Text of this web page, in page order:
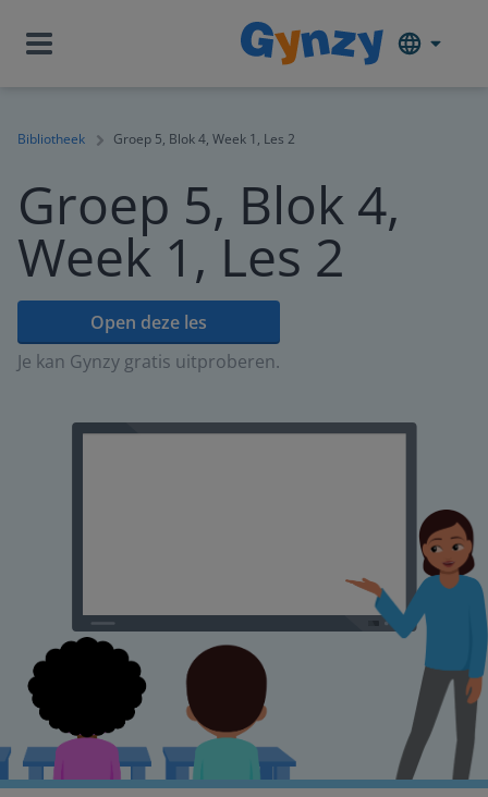
Bibliotheek Groep 5, Blok 4, Week 1, Les 2
Groep 5, Blok 4,
Week 1, Les 2
Open deze les
Je kan Gynzy gratis uitproberen.